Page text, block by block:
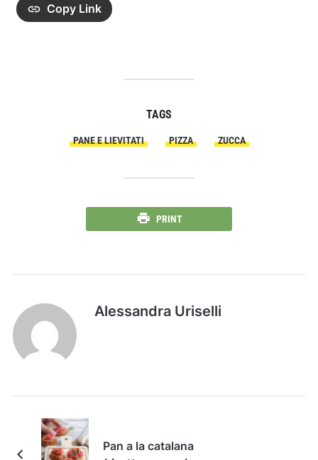
Copy Link
TAGS
PANE E LIEVITATI PIZZA ZUCCA
PRINT
Alessandra Uriselli
Pan a la catalana